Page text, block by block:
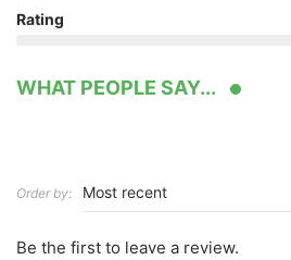
Rating
WHAT PEOPLE SAY...
Order by:
Be the first to leave a review.